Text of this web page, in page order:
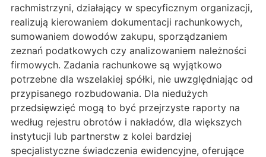
rachmistrzyni, działający w specyficznym organizacji,
realizują kierowaniem dokumentacji rachunkowych,
sumowaniem dowodów zakupu, sporządzaniem
zeznań podatkowych czy analizowaniem należności
firmowych. Zadania rachunkowe są wyjątkowo
potrzebne dla wszelakiej spółki, nie uwzględniając od
przypisanego rozbudowania. Dla niedużych
przedsięwzięć mogą to być przejrzyste raporty na
według rejestru obrotów i nakładów, dla większych
instytucji lub partnerstw z kolei bardziej
specjalistyczne świadczenia ewidencyjne, oferujące